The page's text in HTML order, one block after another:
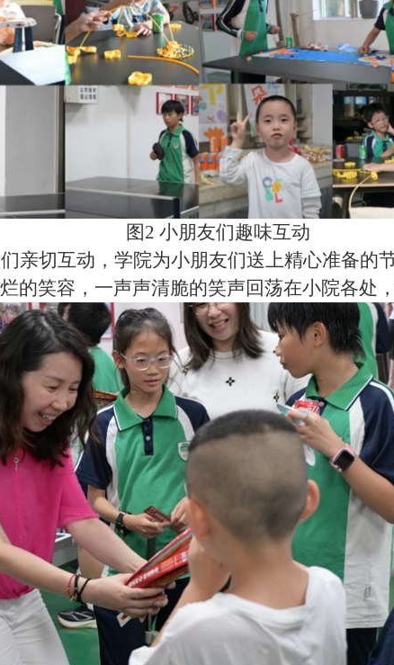
图2 小朋友们趣味互动
亲切互动，学院为小朋友们送上精心准备的
的笑容，一声声清脆的笑声回荡在小院各处